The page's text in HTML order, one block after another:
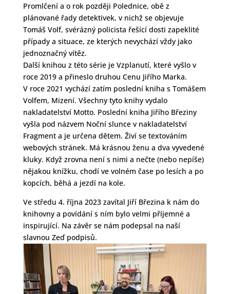
Promlčení a o rok později Polednice, obě z
plánované řady detektivek, v nichž se objevuje
Tomáš Volf, svérázný policista řešící dosti zapeklité
případy a situace, ze kterých nevychází vždy jako
jednoznačný vítěz.
Další knihou z této série je Vzplanutí, které vyšlo v
roce 2019 a přineslo druhou Cenu Jiřího Marka.
V roce 2021 vychází zatím poslední kniha s Tomášem
Volfem, Mizení. Všechny tyto knihy vydalo
nakladatelství Motto. Poslední kniha Jiřího Březiny
vyšla pod názvem Noční slunce v nakladatelství
Fragment a je určena dětem. Živí se textováním
webových stránek. Má krásnou ženu a dva vyvedené
kluky. Když zrovna není s nimi a nečte (nebo nepíše)
nějakou knížku, chodí ve volném čase po lesích a po
kopcích, běhá a jezdí na kole.
Ve středu 4. října 2023 zavítal Jiří Březina k nám do
knihovny a povídání s ním bylo velmi příjemné a
inspirující. Na závěr se nám podepsal na naší
slavnou Zeď podpisů.